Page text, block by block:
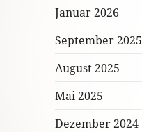
Januar 2026
September 2025
August 2025
Mai 2025
Dezember 2024